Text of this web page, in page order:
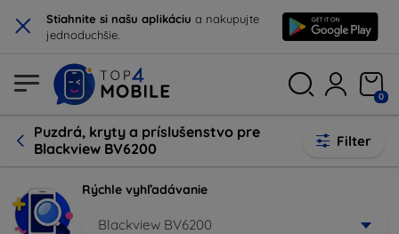
× Stiahnite si našu aplikáciu a nakupujte
jednoduchšie.
0
Puzdrá, kryty a príslušenstvo pre
Blackview BV6200
Filter
Rýchle vyhľadávanie
Blackview BV6200